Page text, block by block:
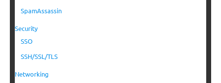
SpamAssassin
Security
SSO
SSH/SSL/TLS
Networking